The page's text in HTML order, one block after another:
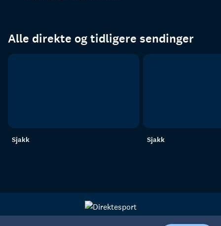
Alle direkte og tidligere sendinger
Sjakk Sjakk